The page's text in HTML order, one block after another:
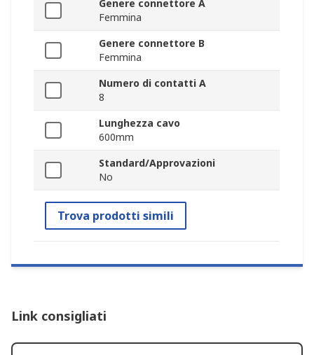
Genere connettore A
Femmina
Genere connettore B
Femmina
Numero di contatti A
8
Lunghezza cavo
600mm
Standard/Approvazioni
No
Trova prodotti simili
Link consigliati